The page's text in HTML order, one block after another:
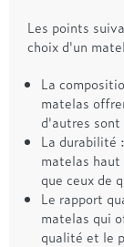
Les points
choix d'un
La
matelas
d'autres sont
La durabilité
matelas haut
que ceux de
Le rapport
matelas qui
qualité et le